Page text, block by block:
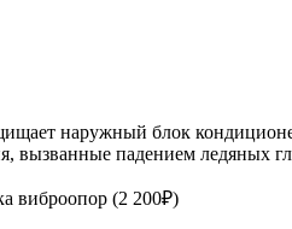
наружный блок
вызванные падением ледяных
виброопор (2 200₽)